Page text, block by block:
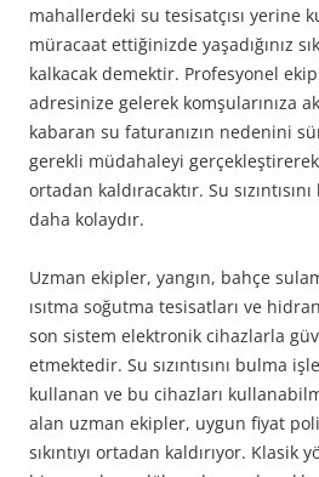
mahallerdeki su tesisatçısı yerine
müracaat ettiğinizde yaşadığınız
kalkacak demektir. Profesyonel
adresinize gelerek komşularınıza
kabaran su faturanızın nedenini
gerekli müdahaleyi gerçekleştirerek
ortadan kaldıracaktır. Su
daha kolaydır.
Uzman ekipler, yangın, bahçe
ısıtma soğutma tesisatları ve
son sistem elektronik cihazlarla
etmektedir. Su sızıntısını bulma
kullanan ve bu cihazları
alan uzman ekipler, uygun fiyat
sıkıntıyı ortadan kaldırıyor.